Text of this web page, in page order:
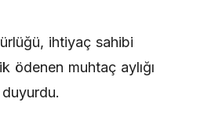
ihtiyaç sahibi
ödenen muhtaç aylığı
duyurdu.